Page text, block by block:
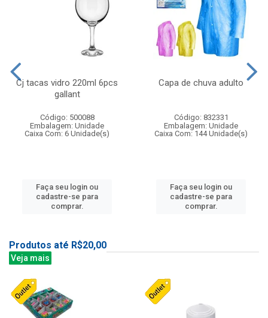
Cj tacas vidro 220ml 6pcs
gallant
Código: 500088
Embalagem: Unidade
Caixa Com: 6 Unidade(s)
Faça seu login ou
cadastre-se para
comprar.
Capa de chuva adulto
Código: 832331
Embalagem: Unidade
Caixa Com: 144 Unidade(s)
Faça seu login ou
cadastre-se para
comprar.
Produtos até R$20,00
Veja mais